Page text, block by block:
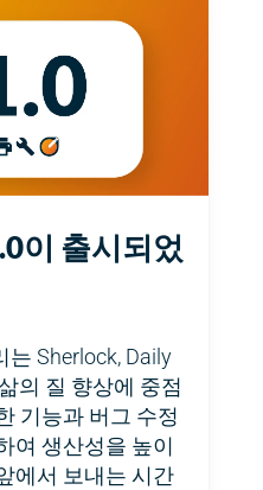
이 출시되었
Sherlock, Daily
의 질 향상에 중점
기능과 버그 수정
여 생산성을 높이
에서 보내는 시간